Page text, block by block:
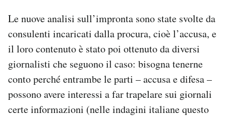
Le nuove analisi sull’impronta sono state svolte da
consulenti incaricati dalla procura, cioè l’accusa, e
il loro contenuto è stato poi ottenuto da diversi
giornalisti che seguono il caso: bisogna tenerne
conto perché entrambe le parti – accusa e difesa –
possono avere interessi a far trapelare sui giornali
certe informazioni (nelle indagini italiane questo